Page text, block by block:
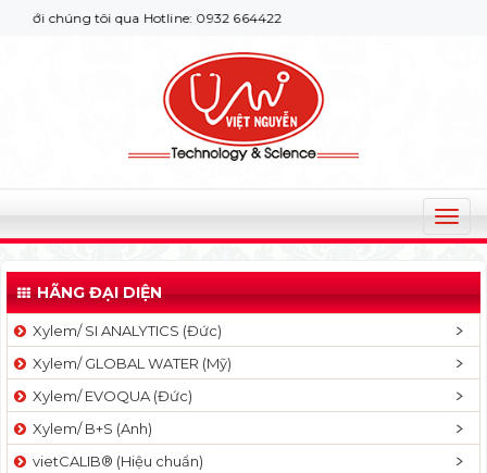
chúng tôi qua Hotline: 0932 664422
T
o
g
l
v
HÃNG ĐẠI DIỆN
Xylem/ SI ANALYTICS (Đức)
Xylem/ GLOBAL WATER (Mỹ)
Xylem/ EVOQUA (Đức)
Xylem/ B+S (Anh)
vietCALIB® (Hiệu chuẩn)